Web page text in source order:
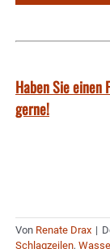
Haben Sie einen
gerne!
Von Renate Drax |
Schlagzeilen,